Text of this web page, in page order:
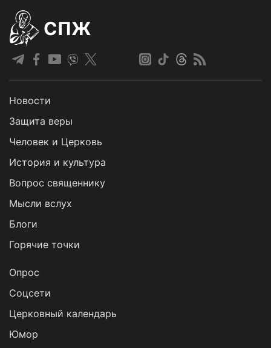
СПЖ
Новости
Защита веры
Человек и Церковь
История и культура
Вопрос священнику
Мысли вслух
Блоги
Горячие точки
Опрос
Cоцсети
Церковный календарь
Юмор